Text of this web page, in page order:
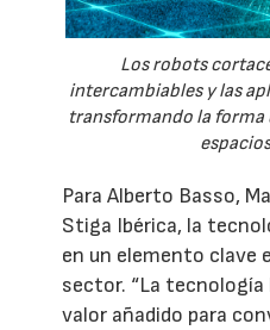
Los robots
intercambiables y las
transformando la forma
Para Alberto Basso,
Stiga Ibérica, la
en un elemento clave
sector. “La tecnología
valor añadido para